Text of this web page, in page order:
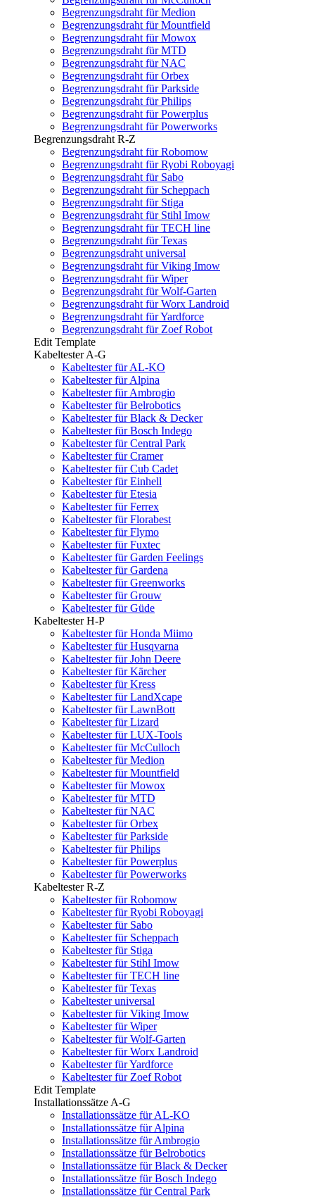
Begrenzungsdraht für Medion
Begrenzungsdraht für Mountfield
Begrenzungsdraht für Mowox
Begrenzungsdraht für MTD
Begrenzungsdraht für NAC
Begrenzungsdraht für Orbex
Begrenzungsdraht für Parkside
Begrenzungsdraht für Philips
Begrenzungsdraht für Powerplus
Begrenzungsdraht für Powerworks
Begrenzungsdraht R-Z
Begrenzungsdraht für Robomow
Begrenzungsdraht für Ryobi Roboyagi
Begrenzungsdraht für Sabo
Begrenzungsdraht für Scheppach
Begrenzungsdraht für Stiga
Begrenzungsdraht für Stihl Imow
Begrenzungsdraht für TECH line
Begrenzungsdraht für Texas
Begrenzungsdraht universal
Begrenzungsdraht für Viking Imow
Begrenzungsdraht für Wiper
Begrenzungsdraht für Wolf-Garten
Begrenzungsdraht für Worx Landroid
Begrenzungsdraht für Yardforce
Begrenzungsdraht für Zoef Robot
Edit Template
Kabeltester A-G
Kabeltester für AL-KO
Kabeltester für Alpina
Kabeltester für Ambrogio
Kabeltester für Belrobotics
Kabeltester für Black & Decker
Kabeltester für Bosch Indego
Kabeltester für Central Park
Kabeltester für Cramer
Kabeltester für Cub Cadet
Kabeltester für Einhell
Kabeltester für Etesia
Kabeltester für Ferrex
Kabeltester für Florabest
Kabeltester für Flymo
Kabeltester für Fuxtec
Kabeltester für Garden Feelings
Kabeltester für Gardena
Kabeltester für Greenworks
Kabeltester für Grouw
Kabeltester für Güde
Kabeltester H-P
Kabeltester für Honda Miimo
Kabeltester für Husqvarna
Kabeltester für John Deere
Kabeltester für Kärcher
Kabeltester für Kress
Kabeltester für LandXcape
Kabeltester für LawnBott
Kabeltester für Lizard
Kabeltester für LUX-Tools
Kabeltester für McCulloch
Kabeltester für Medion
Kabeltester für Mountfield
Kabeltester für Mowox
Kabeltester für MTD
Kabeltester für NAC
Kabeltester für Orbex
Kabeltester für Parkside
Kabeltester für Philips
Kabeltester für Powerplus
Kabeltester für Powerworks
Kabeltester R-Z
Kabeltester für Robomow
Kabeltester für Ryobi Roboyagi
Kabeltester für Sabo
Kabeltester für Scheppach
Kabeltester für Stiga
Kabeltester für Stihl Imow
Kabeltester für TECH line
Kabeltester für Texas
Kabeltester universal
Kabeltester für Viking Imow
Kabeltester für Wiper
Kabeltester für Wolf-Garten
Kabeltester für Worx Landroid
Kabeltester für Yardforce
Kabeltester für Zoef Robot
Edit Template
Installationssätze A-G
Installationssätze für AL-KO
Installationssätze für Alpina
Installationssätze für Ambrogio
Installationssätze für Belrobotics
Installationssätze für Black & Decker
Installationssätze für Bosch Indego
Installationssätze für Central Park